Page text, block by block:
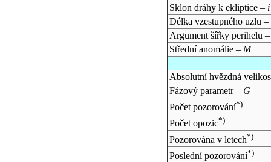
Sklon dráhy k ekliptice – i
Délka vzestupného uzlu –
Argument šířky perihelu
Střední anomálie – M
Absolutní hvězdná
Fázový parametr – G
Počet pozorování*)
Počet opozic*)
Pozorována v letech*)
Poslední pozorování*)